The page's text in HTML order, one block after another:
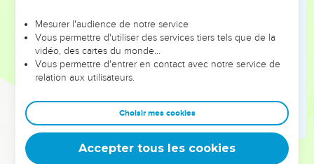
immobilisé, tandis que l’arrière se brisait sous la violence
[des vagues].
Les soldats étaient d’avis de tuer les prisonniers de peur
que l’un d’eux ne s'échappe à la nage,
mais l’officier, qui voulait sauver Paul, les a empêchés de
mettre ce projet à exécution. Il a ordonné à ceux qui
savaient nager de se jeter les premiers à l'eau pour gagner la
terre
Mesurer l'audience de notre service
Vous permettre d'utiliser des services tiers tels que de la
vidéo, des cartes du monde…
Vous permettre d'entrer en contact avec notre service de
relation aux utilisateurs.
Choisir mes cookies
Accepter tous les cookies